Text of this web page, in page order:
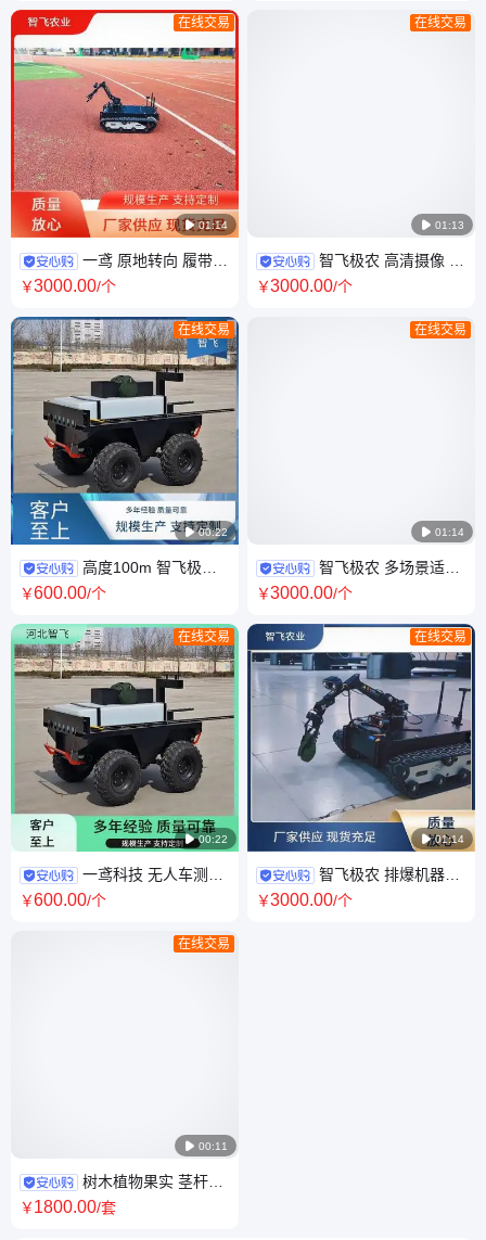
 01:14
在线交易
一鸢 原地转向 履带式
机器人 大拉力长续航 自动跟随
￥3000.00/个
 00:22
在线交易
高度100m 智飞极农
测试环境多样化 无人车改装测
￥600.00/个
 00:22
在线交易
一鸢科技 无人车测试
峡谷地区 各种路况 可循迹
￥600.00/个
 00:11
在线交易
树木植物果实 茎杆生
长监测站 智飞极农品牌 无线上
￥1800.00/套
 01:13
在线交易
智飞极农 高清摄像 遥
控履带车 越野体验 便捷货物装
￥3000.00/个
 01:14
在线交易
智飞极农 多场景适用
性 跟随无人车 不惧道路颠簸
￥3000.00/个
 01:14
在线交易
智飞极农 排爆机器人
原地转向 支持定制 配合工程车
￥3000.00/个